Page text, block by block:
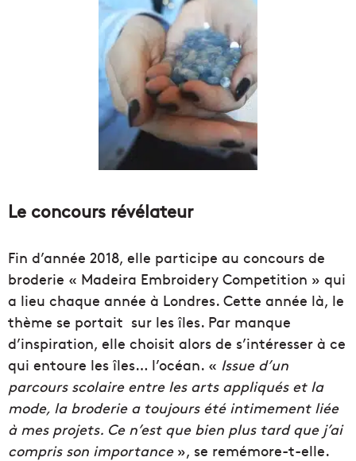
Le concours révélateur
Fin d’année 2018, elle participe au concours de
broderie « Madeira Embroidery Competition » qui
a lieu chaque année à Londres. Cette année là, le
thème se portait sur les îles. Par manque
d’inspiration, elle choisit alors de s’intéresser à ce
qui entoure les îles… l’océan. « Issue d’un
parcours scolaire entre les arts appliqués et la
mode, la broderie a toujours été intimement liée
à mes projets. Ce n’est que bien plus tard que j’ai
compris son importance», se remémore-t-elle.